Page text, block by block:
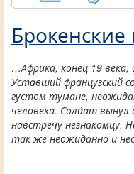
Брокенские
…Африка, конец 19
Уставший французский
густом тумане,
человека. Солдат
навстречу незнакомцу.
так же неожиданно и